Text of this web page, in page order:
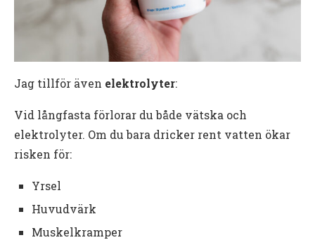
Jag tillför även elektrolyter:
Vid långfasta förlorar du både vätska och
elektrolyter. Om du bara dricker rent vatten ökar
risken för:
Yrsel
Huvudvärk
Muskelkramper